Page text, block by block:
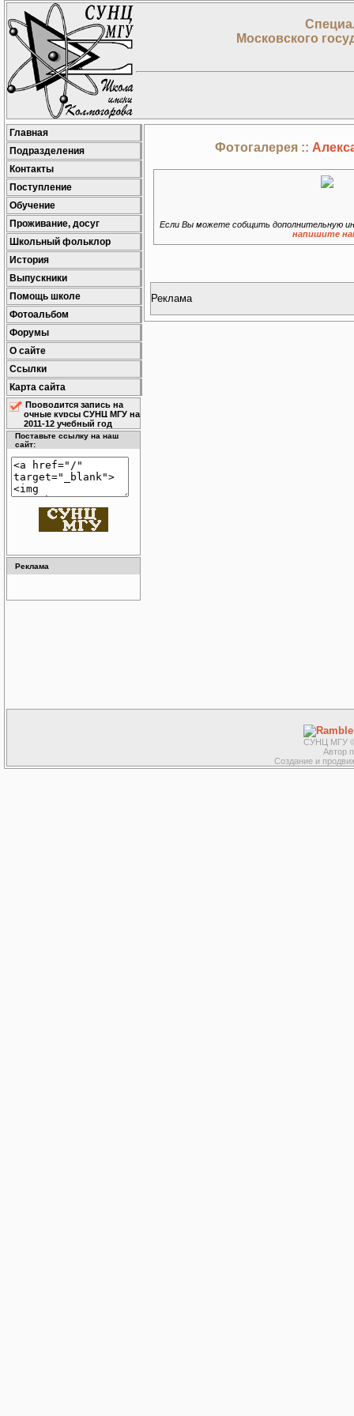
Московского
Главная
Подразделения
Контакты
Поступление
Обучение
Проживание, досуг
Школьный фольклор
История
Выпускники
Помощь школе
Фотоальбом
Форумы
О сайте
Ссылки
Карта сайта
Проводится запись на
очные курсы СУНЦ МГУ на
2011-12 учебный год
Поставьте ссылку на наш
сайт:
Реклама
Фотогалерея ::
Если Вы можете собщить дополнительную
напишите
Реклама
СУНЦ МГУ ©
Автор
Создание и